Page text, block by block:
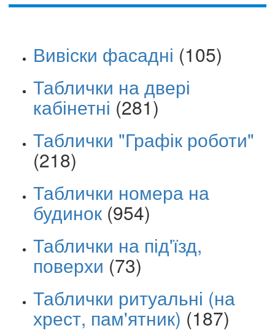
Вивіски фасадні (105)
Таблички на двері
кабінетні (281)
Таблички "Графік роботи"
(218)
Таблички номера на
будинок (954)
Таблички на під'їзд,
поверхи (73)
Таблички ритуальні (на
хрест, пам'ятник) (187)